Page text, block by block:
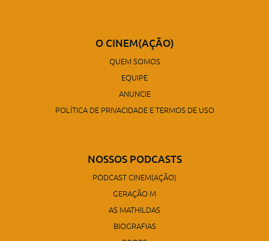
O CINEM(AÇÃO)
QUEM SOMOS
EQUIPE
ANUNCIE
POLÍTICA DE PRIVACIDADE E TERMOS DE USO
NOSSOS PODCASTS
PODCAST CINEM(AÇÃO)
GERAÇÃO M
AS MATHILDAS
BIOGRAFIAS